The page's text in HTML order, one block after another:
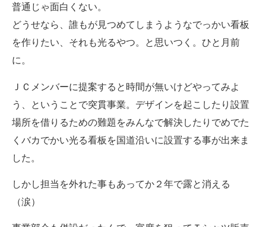
普通じゃ面白くない。
どうせなら、誰もが見つめてしまうようなでっかい看板
を作りたい、それも光るやつ。と思いつく。ひと月前
に。
ＪＣメンバーに提案すると時間が無いけどやってみよ
う、ということで突貫事業。デザインを起こしたり設置
場所を借りるための難題をみんなで解決したりでめでた
くバカでかい光る看板を国道沿いに設置する事が出来ま
した。
しかし担当を外れた事もあってか２年で露と消える
（涙）